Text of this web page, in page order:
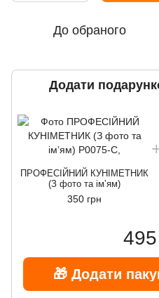
До обраного
Додати
ПРОФЕСІЙНИЙ КУНІМЕТНИК
(З фото та імʼям)
350 грн
495